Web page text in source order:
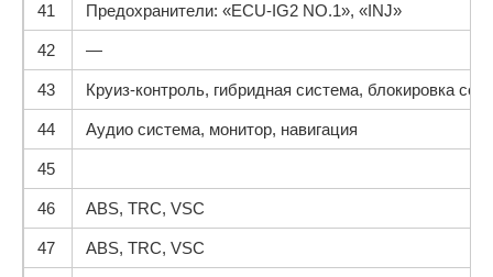
41 Предохранители: «ECU-IG2 NO.1», «INJ»
42 —
43 Круиз-контроль, гибридная система, блокировка
44 Аудио система, монитор, навигация
45
46 ABS, TRC, VSC
47 ABS, TRC, VSC